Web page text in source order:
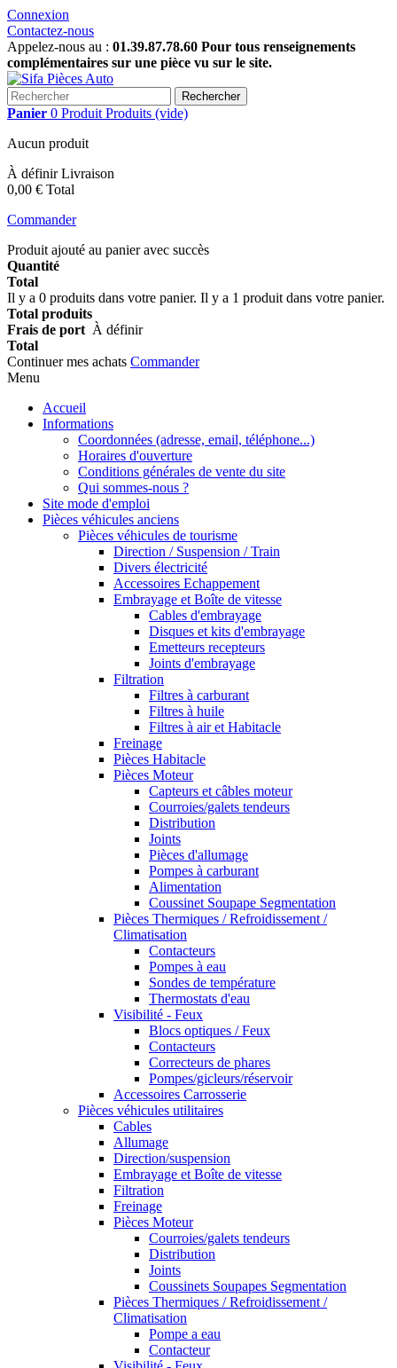
Connexion
Contactez-nous
Appelez-nous au : 01.39.87.78.60 Pour tous renseignements
complémentaires sur une pièce vu sur le site.
Rechercher
Panier 0 Produit Produits (vide)
Aucun produit
À définirLivraison
0,00 € Total
Commander
Produit ajouté au panier avec succès
Quantité
Total
Il y a 0 produits dans votre panier. Il y a 1 produit dans votre panier.
Total produits
Frais de port À définir
Total
Continuer mes achats Commander
Menu
Accueil
Informations
Coordonnées (adresse, email, téléphone...)
Horaires d'ouverture
Conditions générales de vente du site
Qui sommes-nous ?
Site mode d'emploi
Pièces véhicules anciens
Pièces véhicules de tourisme
Direction / Suspension / Train
Divers électricité
Accessoires Echappement
Embrayage et Boîte de vitesse
Cables d'embrayage
Disques et kits d'embrayage
Emetteurs recepteurs
Joints d'embrayage
Filtration
Filtres à carburant
Filtres à huile
Filtres à air et Habitacle
Freinage
Pièces Habitacle
Pièces Moteur
Capteurs et câbles moteur
Courroies/galets tendeurs
Distribution
Joints
Pièces d'allumage
Pompes à carburant
Alimentation
Coussinet Soupape Segmentation
Pièces Thermiques / Refroidissement /
Climatisation
Contacteurs
Pompes à eau
Sondes de température
Thermostats d'eau
Visibilité - Feux
Blocs optiques / Feux
Contacteurs
Correcteurs de phares
Pompes/gicleurs/réservoir
Accessoires Carrosserie
Pièces véhicules utilitaires
Cables
Allumage
Direction/suspension
Embrayage et Boîte de vitesse
Filtration
Freinage
Pièces Moteur
Courroies/galets tendeurs
Distribution
Joints
Coussinets Soupapes Segmentation
Pièces Thermiques / Refroidissement /
Climatisation
Pompe a eau
Contacteur